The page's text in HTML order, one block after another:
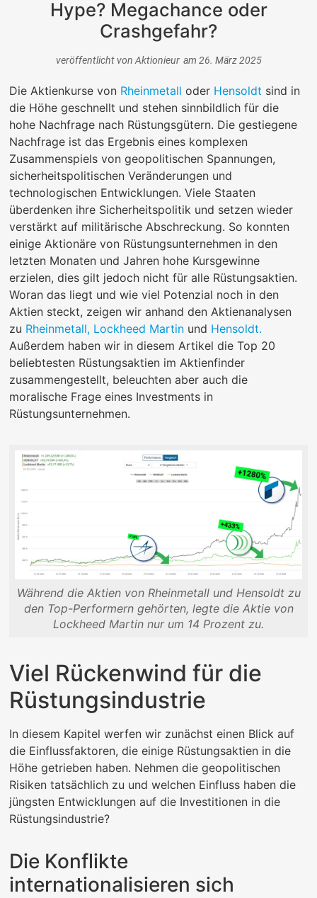
Hype? Megachance oder
Crashgefahr?
veröffentlicht von Aktionieur am 26. März 2025
Die Aktienkurse von Rheinmetall oder Hensoldt sind in
die Höhe geschnellt und stehen sinnbildlich für die
hohe Nachfrage nach Rüstungsgütern. Die gestiegene
Nachfrage ist das Ergebnis eines komplexen
Zusammenspiels von geopolitischen Spannungen,
sicherheitspolitischen Veränderungen und
technologischen Entwicklungen. Viele Staaten
überdenken ihre Sicherheitspolitik und setzen wieder
verstärkt auf militärische Abschreckung. So konnten
einige Aktionäre von Rüstungsunternehmen in den
letzten Monaten und Jahren hohe Kursgewinne
erzielen, dies gilt jedoch nicht für alle Rüstungsaktien.
Woran das liegt und wie viel Potenzial noch in den
Aktien steckt, zeigen wir anhand den Aktienanalysen
zu Rheinmetall, Lockheed Martin und Hensoldt.
Außerdem haben wir in diesem Artikel die Top 20
beliebtesten Rüstungsaktien im Aktienfinder
zusammengestellt, beleuchten aber auch die
moralische Frage eines Investments in
Rüstungsunternehmen.
Während die Aktien von Rheinmetall und Hensoldt zu
den Top-Performern gehörten, legte die Aktie von
Lockheed Martin nur um 14 Prozent zu.
Viel Rückenwind für die
Rüstungsindustrie
In diesem Kapitel werfen wir zunächst einen Blick auf
die Einflussfaktoren, die einige Rüstungsaktien in die
Höhe getrieben haben. Nehmen die geopolitischen
Risiken tatsächlich zu und welchen Einfluss haben die
jüngsten Entwicklungen auf die Investitionen in die
Rüstungsindustrie?
Die Konflikte
internationalisieren sich